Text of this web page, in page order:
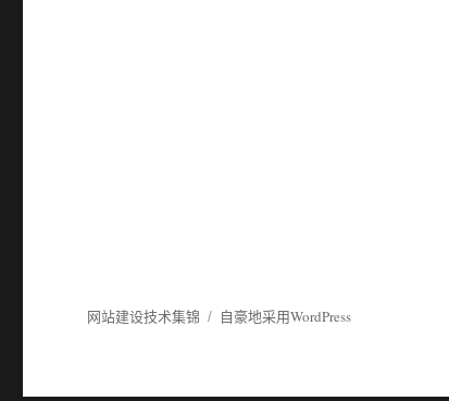
网站建设技术集锦 自豪地采用WordPress